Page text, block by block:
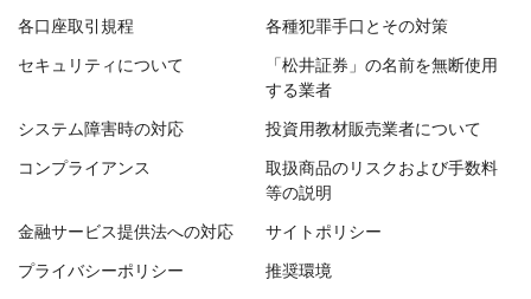
各口座取引規程 各種犯罪手口とその対策
セキュリティについて
「松井証券」の名前を無断使用
する業者
システム障害時の対応 投資用教材販売業者について
コンプライアンス
取扱商品のリスクおよび手数料
等の説明
金融サービス提供法への対応 サイトポリシー
プライバシーポリシー 推奨環境